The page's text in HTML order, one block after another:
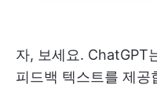
자, 보세요. ChatGPT
피드백 텍스트를 제공